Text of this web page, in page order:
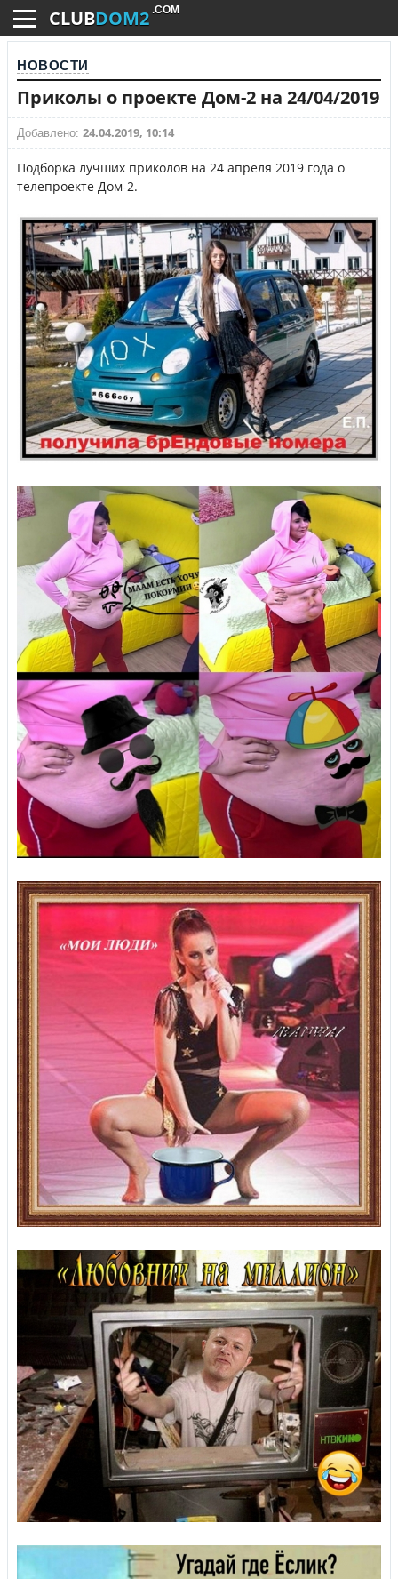
CLUBDOM2 .COM
НОВОСТИ
Приколы о проекте Дом-2 на 24/04/2019
Добавлено: 24.04.2019, 10:14
Подборка лучших приколов на 24 апреля 2019 года о
телепроекте Дом-2.